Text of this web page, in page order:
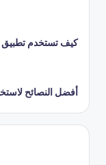
كيف تستخدم تطبيق
أفضل النصائح